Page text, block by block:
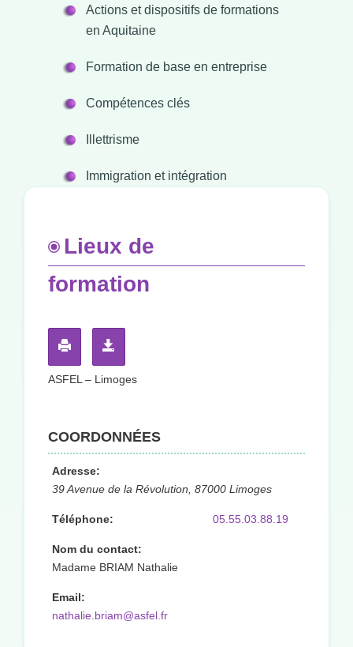
Actions et dispositifs de formations
en Aquitaine
Formation de base en entreprise
Compétences clés
Illettrisme
Immigration et intégration
Lieux de
formation
ASFEL – Limoges
COORDONNÉES
Adresse:
39 Avenue de la Révolution, 87000 Limoges
Téléphone: 05.55.03.88.19
Nom du contact:
Madame BRIAM Nathalie
Email:
nathalie.briam@asfel.fr